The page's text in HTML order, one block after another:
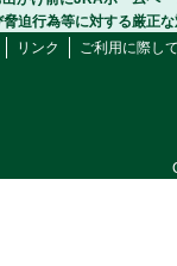
迫行為等に対する厳正
リンク ご利用に際し